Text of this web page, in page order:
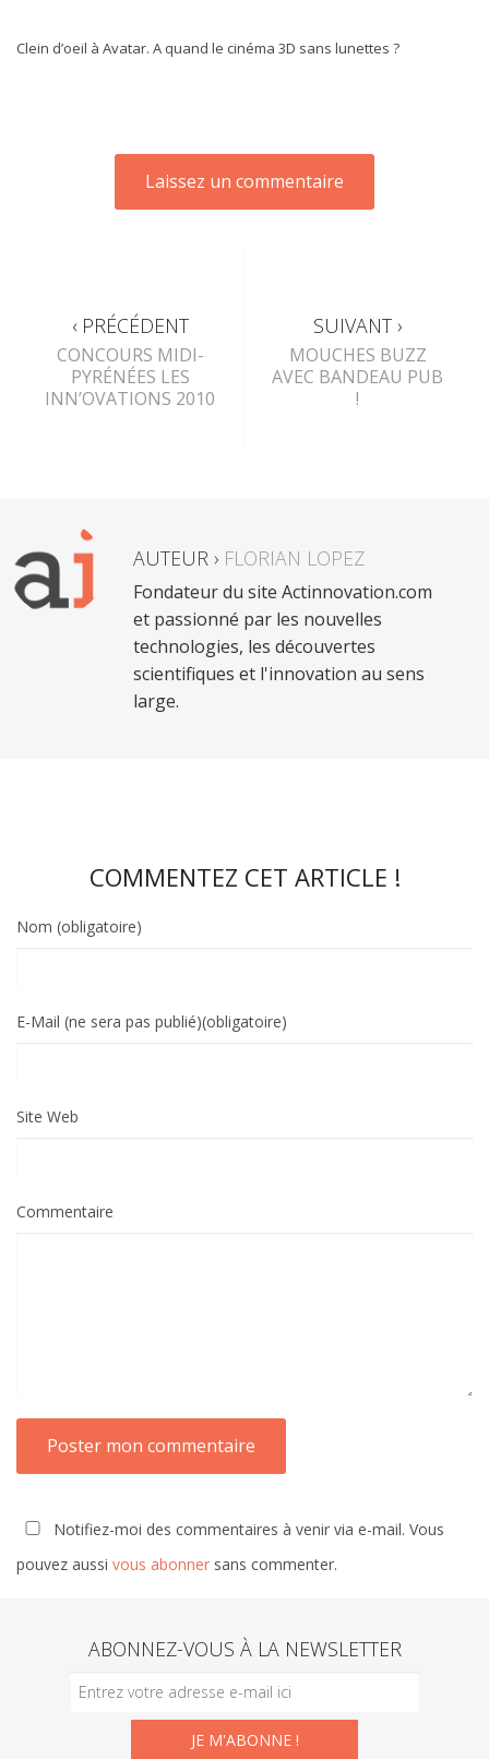
Clein d’oeil à Avatar. A quand le cinéma 3D sans lunettes ?
‹ PRÉCÉDENT
CONCOURS MIDI-
PYRÉNÉES LES
INN’OVATIONS 2010
SUIVANT ›
MOUCHES BUZZ
AVEC BANDEAU PUB
!
AUTEUR › FLORIAN LOPEZ
Fondateur du site Actinnovation.com
et passionné par les nouvelles
technologies, les découvertes
scientifiques et l'innovation au sens
large.
COMMENTEZ CET ARTICLE !
Nom (obligatoire)
E-Mail (ne sera pas publié)(obligatoire)
Site Web
Commentaire
Notifiez-moi des commentaires à venir via e-mail. Vous
pouvez aussi vous abonner sans commenter.
ABONNEZ-VOUS À LA NEWSLETTER